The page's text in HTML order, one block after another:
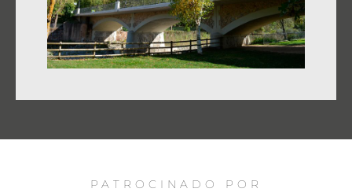
PATROCINADO POR